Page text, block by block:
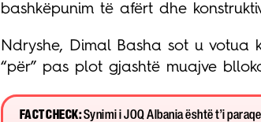
bashkëpunim të afërt dhe
Ndryshe, Dimal Basha sot u votua
“për” pas plot gjashtë muajve
FACT CHECK:Synimi i JOQ Albania është t’i